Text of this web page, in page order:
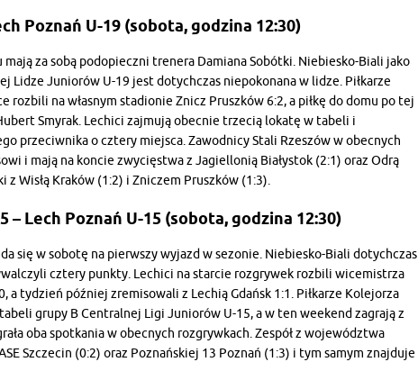
Poznań U-19 (sobota, godzina 12:30)
mają za sobą podopieczni trenera Damiana Sobótki. Niebiesko-Biali jako
Lidze Juniorów U-19 jest dotychczas niepokonana w lidze. Piłkarze
rozbili na własnym stadionie Znicz Pruszków 6:2, a piłkę do domu po tej
Smyrak. Lechici zajmują obecnie trzecią lokatę w tabeli i
przeciwnika o cztery miejsca. Zawodnicy Stali Rzeszów w obecnych
i mają na koncie zwycięstwa z Jagiellonią Białystok (2:1) oraz Odrą
Wisłą Kraków (1:2) i Zniczem Pruszków (1:3).
– Lech Poznań U-15 (sobota, godzina 12:30)
się w sobotę na pierwszy wyjazd w sezonie. Niebiesko-Biali dotychczas
cztery punkty. Lechici na starcie rozgrywek rozbili wicemistrza
a tydzień później zremisowali z Lechią Gdańsk 1:1. Piłkarze Kolejorza
grupy B Centralnej Ligi Juniorów U-15, a w ten weekend zagrają z
oba spotkania w obecnych rozgrywkach. Zespół z województwa
Szczecin (0:2) oraz Poznańskiej 13 Poznań (1:3) i tym samym znajduje